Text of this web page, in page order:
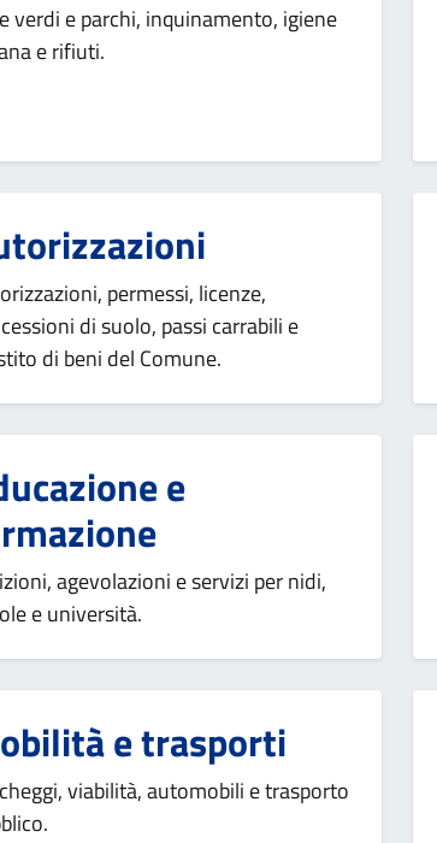
verdi e parchi, inquinamento, igiene
e rifiuti.
permessi, licenze,
di suolo, passi carrabili e
di beni del Comune.
e
agevolazioni e servizi per nidi,
e università.
e trasporti
viabilità, automobili e trasporto